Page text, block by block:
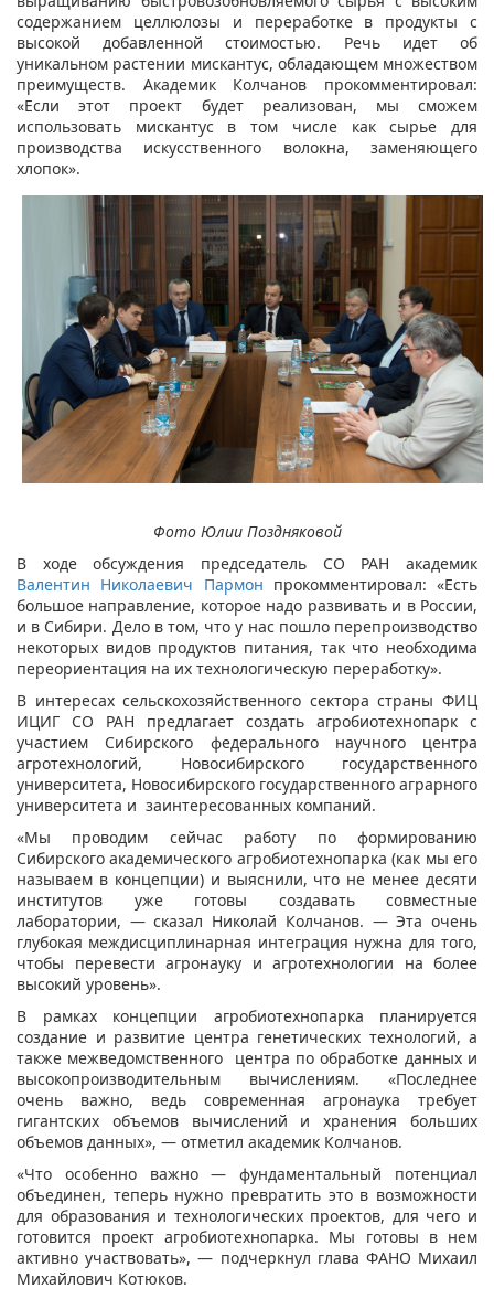
содержанием целлюлозы и переработке в продукты с
высокой добавленной стоимостью. Речь идет об
уникальном растении мискантус, обладающем множеством
преимуществ. Академик Колчанов прокомментировал:
«Если этот проект будет реализован, мы сможем
использовать мискантус в том числе как сырье для
производства искусственного волокна, заменяющего
хлопок».
Фото Юлии Поздняковой
В ходе обсуждения председатель СО РАН академик
Валентин Николаевич Пармон прокомментировал: «Есть
большое направление, которое надо развивать и в России,
и в Сибири. Дело в том, что у нас пошло перепроизводство
некоторых видов продуктов питания, так что необходима
переориентация на их технологическую переработку».
В интересах сельскохозяйственного сектора страны ФИЦ
ИЦИГ СО РАН предлагает создать агробиотехнопарк с
участием Сибирского федерального научного центра
агротехнологий, Новосибирского государственного
университета, Новосибирского государственного аграрного
университета и заинтересованных компаний.
«Мы проводим сейчас работу по формированию
Сибирского академического агробиотехнопарка (как мы его
называем в концепции) и выяснили, что не менее десяти
институтов уже готовы создавать совместные
лаборатории, — сказал Николай Колчанов. — Эта очень
глубокая междисциплинарная интеграция нужна для того,
чтобы перевести агронауку и агротехнологии на более
высокий уровень».
В рамках концепции агробиотехнопарка планируется
создание и развитие центра генетических технологий, а
также межведомственного центра по обработке данных и
высокопроизводительным вычислениям. «Последнее
очень важно, ведь современная агронаука требует
гигантских объемов вычислений и хранения больших
объемов данных», — отметил академик Колчанов.
«Что особенно важно — фундаментальный потенциал
объединен, теперь нужно превратить это в возможности
для образования и технологических проектов, для чего и
готовится проект агробиотехнопарка. Мы готовы в нем
активно участвовать», — подчеркнул глава ФАНО Михаил
Михайлович Котюков.